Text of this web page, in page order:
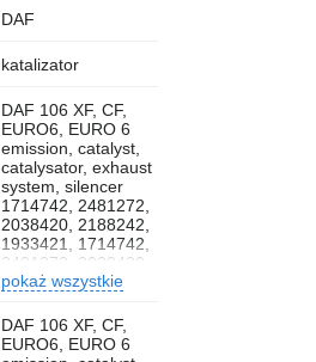
DAF
katalizator
DAF 106 XF, CF,
EURO6, EURO 6
emission, catalyst,
catalysator, exhaust
system, silencer
1714742, 2481272,
2038420, 2188242,
1933421, 1714742,
2481272, 2038420,
2188242, 1933421,
1972035, 2137443,
2188760, 1869261,
4326769,
pokaż wszystkie
DAF 106 XF, CF,
EURO6, EURO 6